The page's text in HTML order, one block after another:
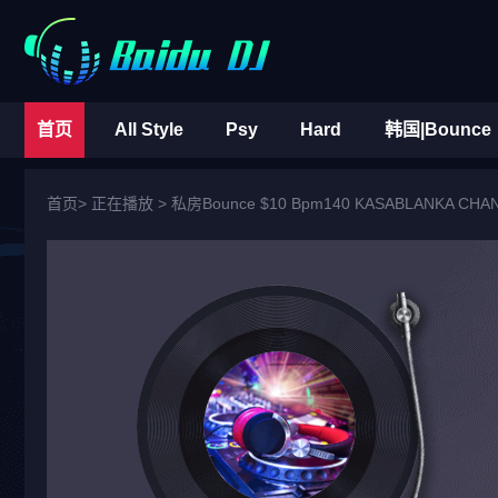
首页 All Style Psy Hard 韩国|Bounce
首页> 正在播放 > 私房Bounce $10 Bpm140 KASABLANKA